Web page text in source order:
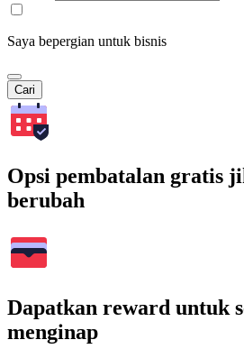
Saya bepergian untuk bisnis
Cari
Opsi pembatalan gratis
berubah
Dapatkan reward untuk
menginap